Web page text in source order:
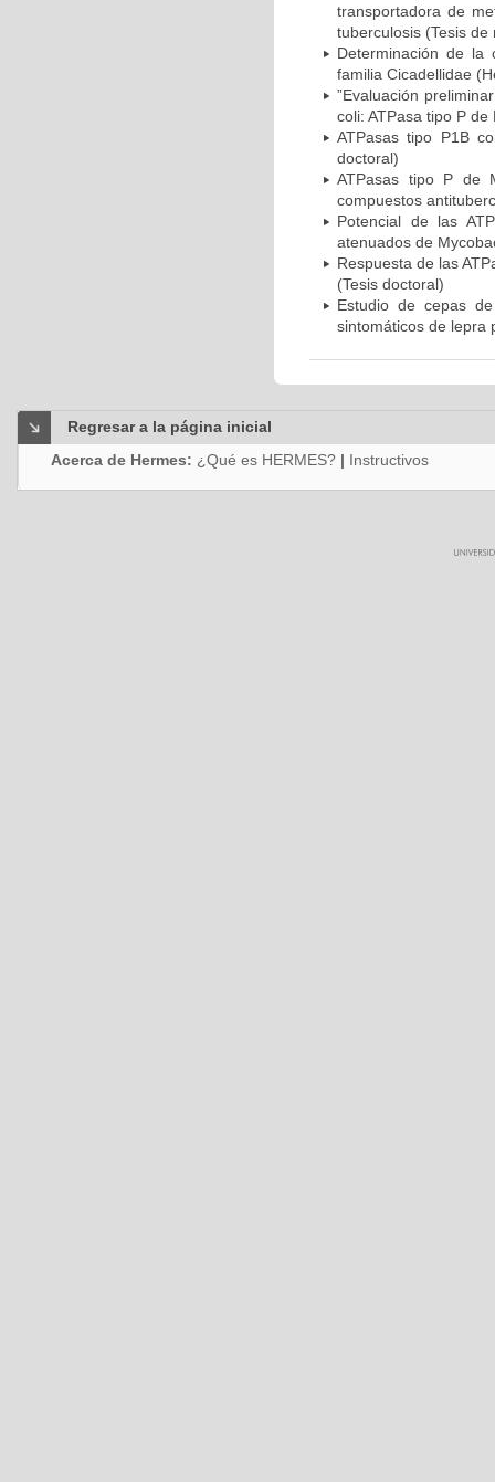
transportadora de
tuberculosis (Tesis de
Determinación de la
familia Cicadellidae
”Evaluación
coli: ATPasa tipo P
ATPasas tipo P1B
doctoral)
ATPasas tipo P de
compuestos
Potencial de las
atenuados de
Respuesta de las
(Tesis doctoral)
Estudio de cepas
sintomáticos de lepra
Regresar a la página inicial
Acerca de Hermes: ¿Qué es HERMES? | Instructivos